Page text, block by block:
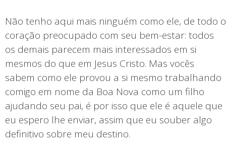
Não tenho aqui mais ninguém como ele, de todo o
coração preocupado com seu bem-estar: todos
os demais parecem mais interessados em si
mesmos do que em Jesus Cristo. Mas vocês
sabem como ele provou a si mesmo trabalhando
comigo em nome da Boa Nova como um filho
ajudando seu pai, é por isso que ele é aquele que
eu espero lhe enviar, assim que eu souber algo
definitivo sobre meu destino.